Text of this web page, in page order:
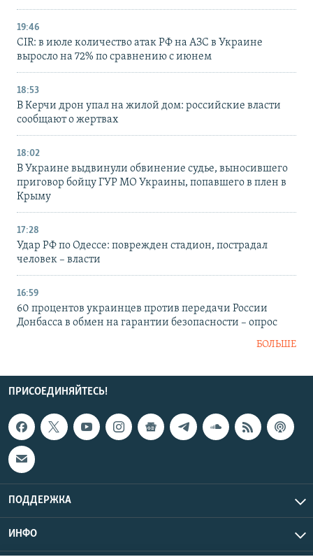
19:46
CIR: в июле количество атак РФ на АЗС в Украине
выросло на 72% по сравнению с июнем
18:53
В Керчи дрон упал на жилой дом: российские власти
сообщают о жертвах
18:02
В Украине выдвинули обвинение судье, выносившего
приговор бойцу ГУР МО Украины, попавшего в плен в
Крыму
17:28
Удар РФ по Одессе: поврежден стадион, пострадал
человек – власти
16:59
60 процентов украинцев против передачи России
Донбасса в обмен на гарантии безопасности – опрос
БОЛЬШЕ
ПРИСОЕДИНЯЙТЕСЬ!
ПОДДЕРЖКА
ИНФО